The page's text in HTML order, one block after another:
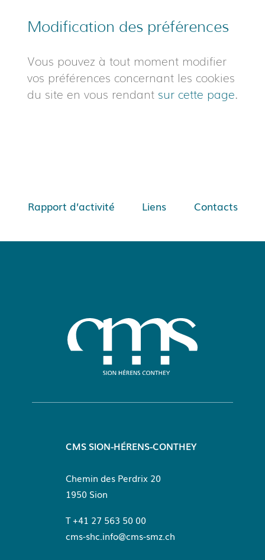
Modification des préférences
Vous pouvez à tout moment modifier
vos préférences concernant les cookies
du site en vous rendant sur cette page.
Rapport d’activité Liens Contacts
CMS SION-HÉRENS-CONTHEY
Chemin des Perdrix 20
1950 Sion
+41 27 563 50 00
cms-shc.info@cms-smz.ch